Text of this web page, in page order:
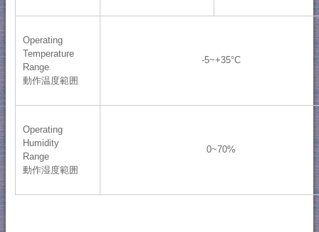
Operating
Temperature
Range
動作温度範囲
-5~+35°C
Operating
Humidity
Range
動作湿度範囲
0~70%